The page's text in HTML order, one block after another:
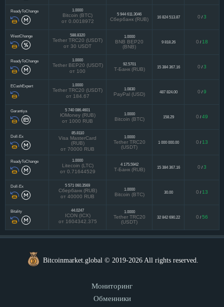
ReadyToChange 1.0000
Bitcoin (BTC)
от 0.0018972
5 944 611.3046
Сбербанк (RUB) 16 824 513.87 0 / 3
WestChange 588.8320
Tether TRC20 (USDT)
от 30 USDT
1.0000
BNB BEP20
(BNB)
9 818.26 0 / 18
ReadyToChange 1.0000
Tether BEP20 (USDT)
от 100
92.5701
Т-Банк (RUB) 15 384 367.16 0 / 3
ECashExpert 1.0000
Tether TRC20 (USDT)
от 184.67
1.0830
PayPal (USD) 487 824.00 0 / 9
Garantiya 5 740 086.4601
ЮMoney (RUB)
от 1000 RUB
1.0000
Bitcoin (BTC) 158.29 0 / 49
Doll-Ex
85.8110
Visa MasterCard
(RUB)
от 70000 RUB
1.0000
Tether TRC20
(USDT)
1 000 000.00 0 / 13
ReadyToChange 1.0000
Litecoin (LTC)
от 0.71644529
4 175.5942
Т-Банк (RUB) 15 384 367.16 0 / 3
Doll-Ex 5 571 060.3569
Сбербанк (RUB)
от 40000 RUB
1.0000
Bitcoin (BTC) 30.00 0 / 13
Bitality 44.0247
ICON (ICX)
от 1604342.375
1.0000
Tether TRC20
(USDT)
32 842 690.22 0 / 56
Bitcoinmarket.global © 2019-2026 All rights reserved.
Мониторинг
Обменники